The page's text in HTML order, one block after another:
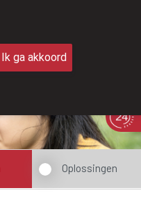
Oplossingen
Ik ga akkoord